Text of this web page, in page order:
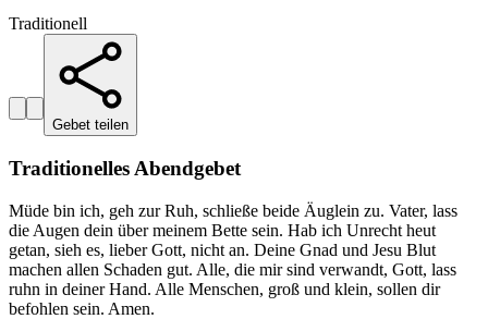
Traditionell
Gebet teilen
Traditionelles Abendgebet
Müde bin ich, geh zur Ruh, schließe beide Äuglein zu. Vater, lass
die Augen dein über meinem Bette sein. Hab ich Unrecht heut
getan, sieh es, lieber Gott, nicht an. Deine Gnad und Jesu Blut
machen allen Schaden gut. Alle, die mir sind verwandt, Gott, lass
ruhn in deiner Hand. Alle Menschen, groß und klein, sollen dir
befohlen sein. Amen.